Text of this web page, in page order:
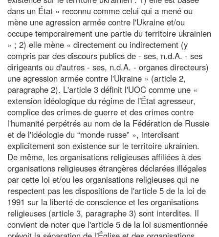
dans un État « reconnu comme celui qui a mené ou
mène une agression armée contre l'Ukraine et/ou
occupe temporairement une partie du territoire ukrainien
» ; 2) elle mène « directement ou indirectement (y
compris par des discours publics de - ses, n.d.A. - ses
dirigeants ou d'autres - ses, n.d.A. - organes directeurs)
une agression armée contre l'Ukraine » (article 2,
paragraphe 2). L'article 3 définit l'UOC comme une «
extension idéologique du régime de l'État agresseur,
complice des crimes de guerre et des crimes contre
l'humanité perpétrés au nom de la Fédération de Russie
et de l'idéologie du “monde russe” », interdisant
explicitement son existence sur le territoire ukrainien.
De même, les organisations religieuses affiliées à des
organisations religieuses étrangères déclarées illégales
par cette loi et/ou les organisations religieuses qui ne
respectent pas les dispositions de l'article 5 de la loi de
1991 sur la liberté de conscience et les organisations
religieuses (article 3, paragraphe 3) sont interdites. Il
convient de noter que l'article 5 de la loi susmentionnée